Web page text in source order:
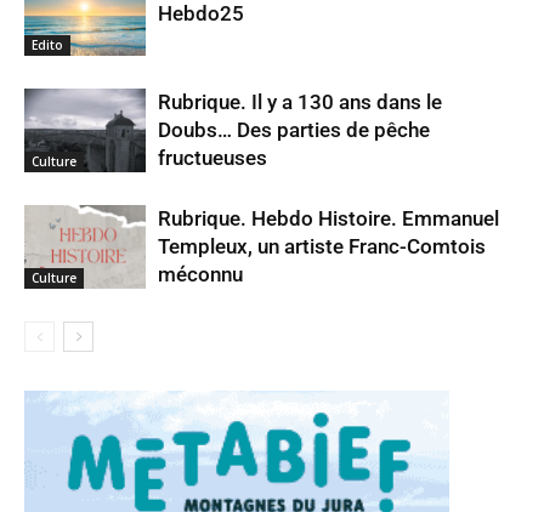
Edito
Hebdo25
Culture
Rubrique. Il y a 130 ans dans le
Doubs… Des parties de pêche
fructueuses
Culture
Rubrique. Hebdo Histoire. Emmanuel
Templeux, un artiste Franc-Comtois
méconnu